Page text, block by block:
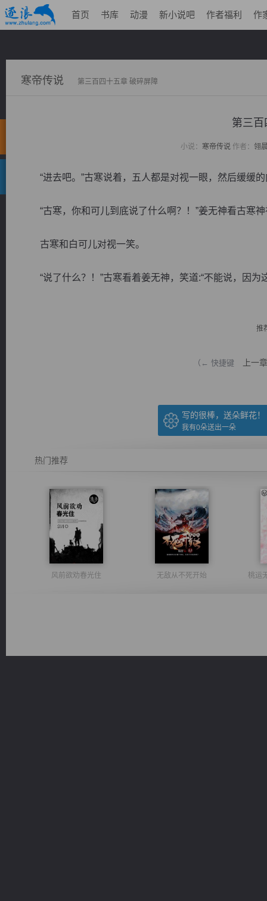
首页 书库 动漫 新小说吧 作者福利 作
寒帝传说 第三百四十五章 破碎屏障
第三百
小说： 寒帝传说作者： 翎
“进去吧。”古寒说着，五人都是对视一眼，然后缓缓的
“古寒，你和可儿到底说了什么啊？！”姜无神看古寒
古寒和白可儿对视一笑。
“说了什么？！”古寒看着姜无神，笑道:“不能说，因为
推
（← 快捷键 上一章
写的很棒，送朵鲜花！
我有0朵送出一朵
热门推荐
风前欲劝春光住 无敌从不死开始 桃运